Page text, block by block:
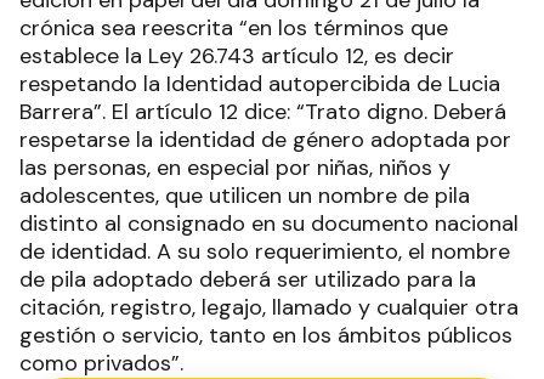
crónica sea reescrita “en los términos que
establece la Ley 26.743 artículo 12, es decir
respetando la Identidad autopercibida de Lucia
Barrera”. El artículo 12 dice: “Trato digno. Deberá
respetarse la identidad de género adoptada por
las personas, en especial por niñas, niños y
adolescentes, que utilicen un nombre de pila
distinto al consignado en su documento nacional
de identidad. A su solo requerimiento, el nombre
de pila adoptado deberá ser utilizado para la
citación, registro, legajo, llamado y cualquier otra
gestión o servicio, tanto en los ámbitos públicos
como privados”.